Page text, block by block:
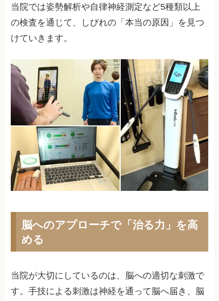
当院では姿勢解析や自律神経測定など5種類以上
の検査を通じて、しびれの「本当の原因」を見つ
けていきます。
脳へのアプローチで「治る力」を高
める
当院が大切にしているのは、脳への適切な刺激で
す。手技による刺激は神経を通って脳へ届き、脳